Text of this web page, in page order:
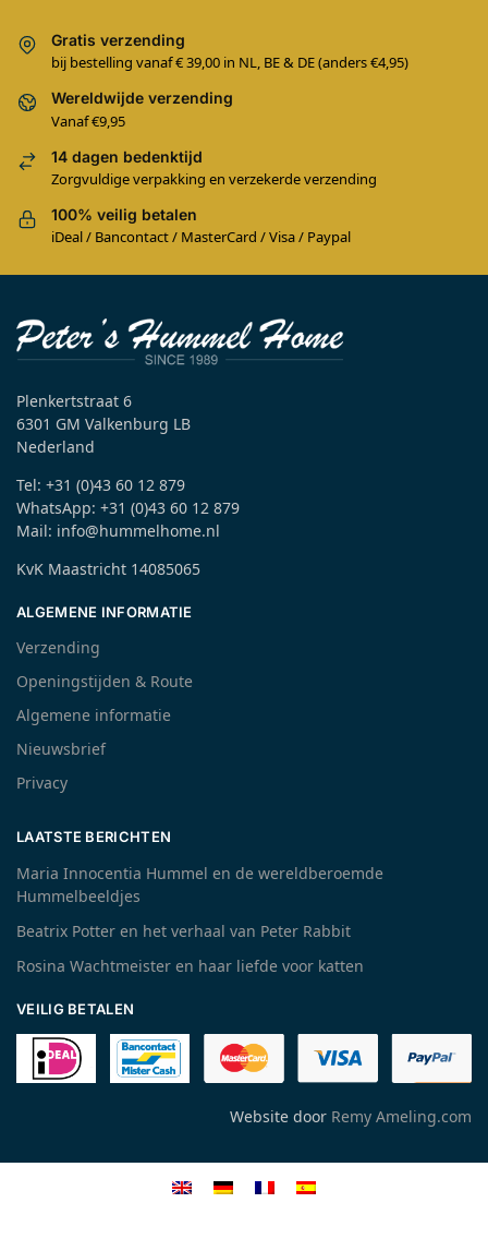
Gratis verzending
bij bestelling vanaf € 39,00 in NL, BE & DE (anders €4,95)
Wereldwijde verzending
Vanaf €9,95
14 dagen bedenktijd
Zorgvuldige verpakking en verzekerde verzending
100% veilig betalen
iDeal / Bancontact / MasterCard / Visa / Paypal
Plenkertstraat 6
6301 GM Valkenburg LB
Nederland
Tel: +31 (0)43 60 12 879
WhatsApp: +31 (0)43 60 12 879
Mail: info@hummelhome.nl
KvK Maastricht 14085065
ALGEMENE INFORMATIE
Verzending
Openingstijden & Route
Algemene informatie
Nieuwsbrief
Privacy
LAATSTE BERICHTEN
Maria Innocentia Hummel en de wereldberoemde
Hummelbeeldjes
Beatrix Potter en het verhaal van Peter Rabbit
Rosina Wachtmeister en haar liefde voor katten
VEILIG BETALEN
Website door Remy Ameling.com